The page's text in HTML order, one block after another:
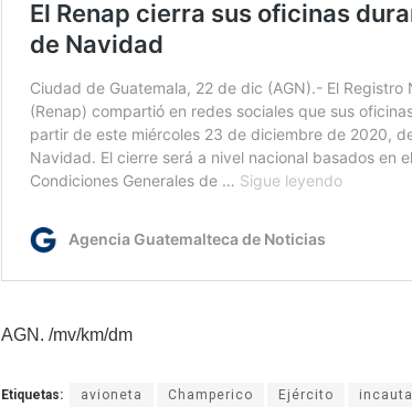
AGN. /mv/km/dm
Etiquetas: avioneta Champerico Ejército